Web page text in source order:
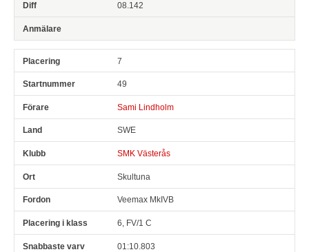
08.142
7
49
Sami Lindholm
SWE
SMK Västerås
Skultuna
Veemax MkIVB
6, FV/1 C
01:10.803